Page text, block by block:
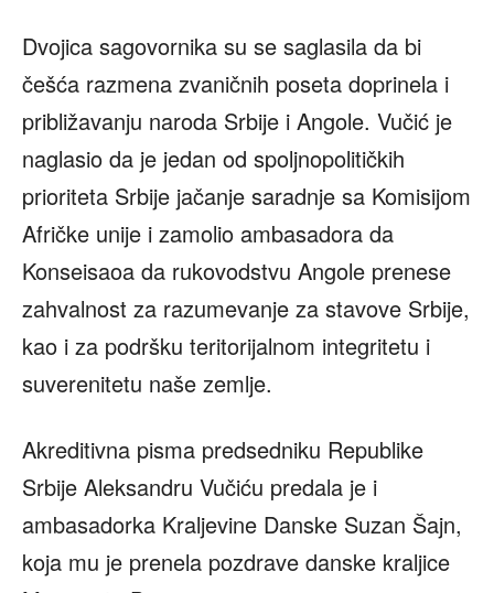
Dvojica sagovornika su se saglasila da bi
češća razmena zvaničnih poseta doprinela i
približavanju naroda Srbije i Angole. Vučić je
naglasio da je jedan od spoljnopolitičkih
prioriteta Srbije jačanje saradnje sa Komisijom
Afričke unije i zamolio ambasadora da
Konseisaoa da rukovodstvu Angole prenese
zahvalnost za razumevanje za stavove Srbije,
kao i za podršku teritorijalnom integritetu i
suverenitetu naše zemlje.
Akreditivna pisma predsedniku Republike
Srbije Aleksandru Vučiću predala je i
ambasadorka Kraljevine Danske Suzan Šajn,
koja mu je prenela pozdrave danske kraljice